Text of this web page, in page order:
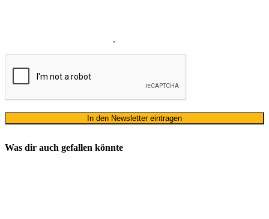
.
Was dir auch gefallen könnte